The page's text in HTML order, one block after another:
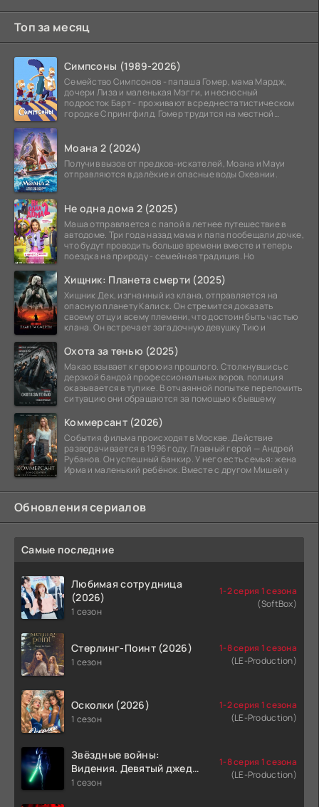
Топ за месяц
Симпсоны (1989-2026)
Семейство Симпсонов - папаша Гомер, мама Мардж,
дочери Лиза и маленькая Мэгги, и несносный
подросток Барт - проживают в среднестатистическом
городке Спрингфилд. Гомер трудится на местной
Моана 2 (2024)
Получив вызов от предков-искателей, Моана и Мауи
отправляются в далёкие и опасные воды Океании.
Не одна дома 2 (2025)
Маша отправляется с папой в летнее путешествие в
автодоме. Три года назад мама и папа пообещали дочке,
что будут проводить больше времени вместе и теперь
поездка на природу - семейная традиция. Но
Хищник: Планета смерти (2025)
Хищник Дек, изгнанный из клана, отправляется на
опасную планету Калиск. Он стремится доказать
своему отцу и всему племени, что достоин быть частью
клана. Он встречает загадочную девушку Тию и
Охота за тенью (2025)
Макао взывает к герою из прошлого. Столкнувшись с
дерзкой бандой профессиональных воров, полиция
оказывается в тупике. В отчаянной попытке переломить
ситуацию они обращаются за помощью к бывшему
Коммерсант (2026)
События фильма происходят в Москве. Действие
разворачивается в 1996 году. Главный герой — Андрей
Рубанов. Он успешный банкир. У него есть семья: жена
Ирма и маленький ребёнок. Вместе с другом Мишей у
Обновления сериалов
Самые последние
Любимая сотрудница
(2026)
1 сезон
1-2 серия 1 сезона
(SoftBox)
Стерлинг-Поинт (2026)
1 сезон
1-8 серия 1 сезона
(LE-Production)
Осколки (2026)
1 сезон
1-2 серия 1 сезона
(LE-Production)
Звёздные войны:
Видения. Девятый джедай
(2026)
1 сезон
1-8 серия 1 сезона
(LE-Production)